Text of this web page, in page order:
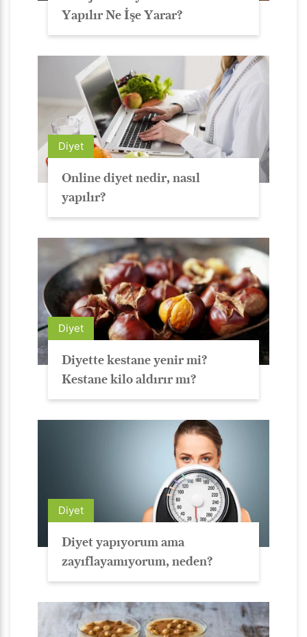
Yapılır Ne İşe Yarar?
Diyet
Online diyet nedir, nasıl
yapılır?
Diyet
Diyette kestane yenir mi?
Kestane kilo aldırır mı?
Diyet
Diyet yapıyorum ama
zayıflayamıyorum, neden?